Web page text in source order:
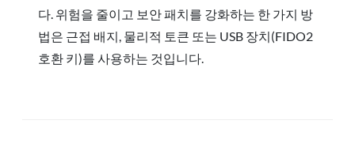
다. 위험을 줄이고 보안 패치를 강화하는 한 가지 방
법은 근접 배지, 물리적 토큰 또는 USB 장치(FIDO2
호환 키)를 사용하는 것입니다.